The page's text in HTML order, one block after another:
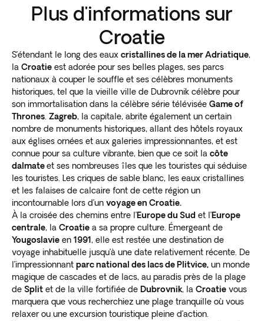
Plus d'informations sur
Croatie
S’étendant le long des eaux cristallines de la mer Adriatique,
la Croatie est adorée pour ses belles plages, ses parcs
nationaux à couper le souffle et ses célèbres monuments
historiques, tel que la vieille ville de Dubrovnik célèbre pour
son immortalisation dans la célèbre série télévisée Game of
Thrones Zagreb, la capitale, abrite également un certain
nombre de monuments historiques, allant des hôtels royaux
aux églises ornées et aux galeries impressionnantes, et est
connue pour sa culture vibrante, bien que ce soit la côte
dalmateet ses nombreuses îles que les touristes qui séduise
les touristes. Les criques de sable blanc, les eaux cristallines
et les falaises de calcaire font de cette région un
incontournable lors d’un voyage en Croatie.
À la croisée des chemins entre l’Europe du Sud et l’Europe
centrale, la Croatie a sa propre culture. Émergeant de
Yougoslavie en 1991, elle est restée une destination de
voyage inhabituelle jusqu’à une date relativement récente. De
l’impressionnant parc national des lacs de Plitvice, un monde
magique de cascades et de lacs, au paradis près de la plage
de Split et de la ville fortifiée de Dubrovnik, la Croatie vous
marquera que vous recherchiez une plage tranquille où vous
relaxer ou une excursion touristique pleine d’action.